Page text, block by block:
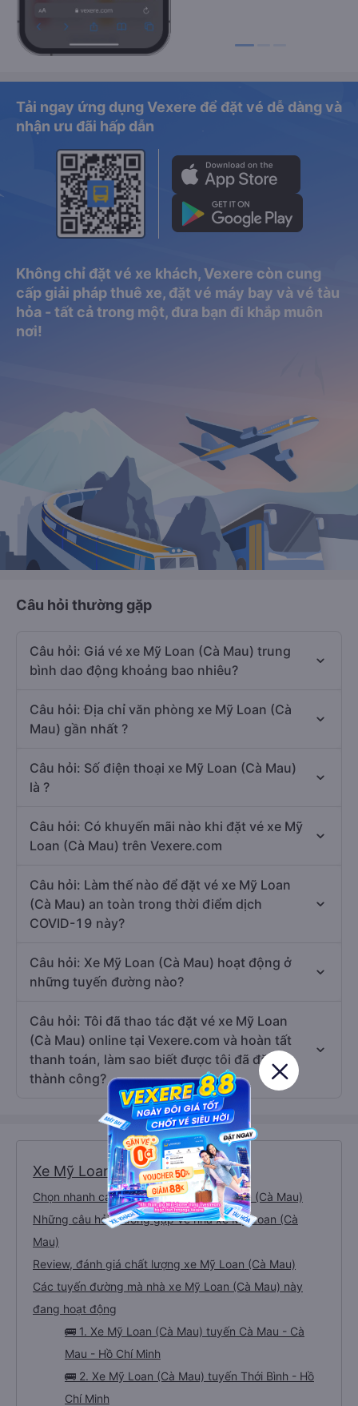
Tải ngay ứng dụng Vexere để đặt vé dễ dàng và
nhận ưu đãi hấp dẫn
Không chỉ đặt vé xe khách, Vexere còn cung
cấp giải pháp thuê xe, đặt vé máy bay và vé tàu
hỏa - tất cả trong một, đưa bạn đi khắp muôn
nơi!
Câu hỏi thường gặp
Câu hỏi: Giá vé xe Mỹ Loan (Cà Mau) trung
bình dao động khoảng bao nhiêu?
Câu hỏi: Địa chỉ văn phòng xe Mỹ Loan (Cà
Mau) gần nhất ?
Câu hỏi: Số điện thoại xe Mỹ Loan (Cà Mau)
là ?
Câu hỏi: Có khuyến mãi nào khi đặt vé xe Mỹ
Loan (Cà Mau) trên Vexere.com
Câu hỏi: Làm thế nào để đặt vé xe Mỹ Loan
(Cà Mau) an toàn trong thời điểm dịch
COVID-19 này?
Câu hỏi: Xe Mỹ Loan (Cà Mau) hoạt động ở
những tuyến đường nào?
Câu hỏi: Tôi đã thao tác đặt vé xe Mỹ Loan
(Cà Mau) online tại Vexere.com và hoàn tất
thanh toán, làm sao biết được tôi đã đặt vé
thành công?
Xe Mỹ Loan (Cà Mau)
Chọn nhanh các tuyến đường xe Mỹ Loan (Cà Mau)
Những câu hỏi thường gặp về nhà xe Mỹ Loan (Cà
Mau)
Review, đánh giá chất lượng xe Mỹ Loan (Cà Mau)
Các tuyến đường mà nhà xe Mỹ Loan (Cà Mau) này
đang hoạt động
🚌 1. Xe Mỹ Loan (Cà Mau) tuyến Cà Mau - Cà
Mau - Hồ Chí Minh
🚌 2. Xe Mỹ Loan (Cà Mau) tuyến Thới Bình - Hồ
Chí Minh